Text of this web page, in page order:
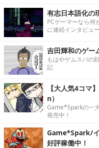
有志日本語化の
PCゲーマーなら何
に連続インタビュー
吉田輝和のゲー
もはやゲムスパの
記
【大人気4コマ
n）
Game*Sparkの一
発売中！
Game*Spark/
好評稼働中！